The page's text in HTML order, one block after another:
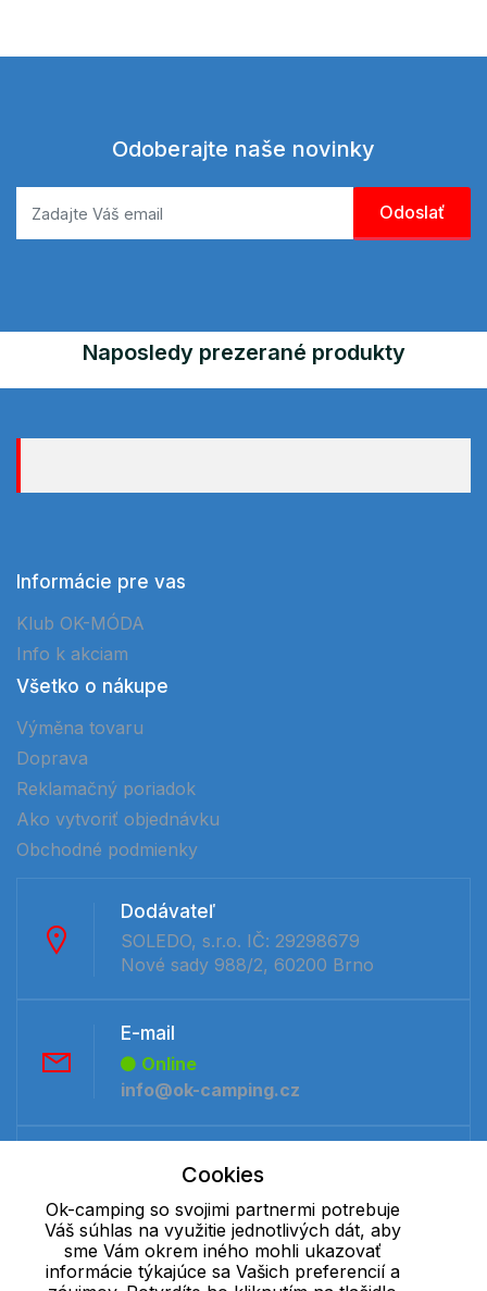
Odoberajte naše novinky
Naposledy prezerané produkty
Informácie pre vas
Klub OK-MÓDA
Info k akciam
Všetko o nákupe
Výměna tovaru
Doprava
Reklamačný poriadok
Ako vytvoriť objednávku
Obchodné podmienky
Dodávateľ
SOLEDO, s.r.o. IČ: 29298679
Nové sady 988/2, 60200 Brno
E-mail
Online
info@ok-camping.cz
Offline
+421 277 270 091
Cookie - podrobné nastavenie| Ďalšie informácie|Spracovanie
Cookies
Ok-camping so svojimi partnermi potrebuje
Váš súhlas na využitie jednotlivých dát, aby
sme Vám okrem iného mohli ukazovať
informácie týkajúce sa Vašich preferencií a